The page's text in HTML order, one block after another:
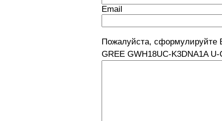
Email
Пожалуйста, сформулируйте
GREE GWH18UC-K3DNA1A U-